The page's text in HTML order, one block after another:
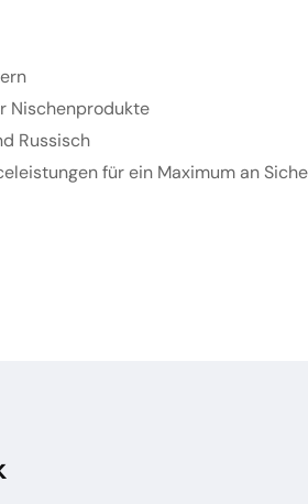
Nischenprodukte
Russisch
für ein Maximum an